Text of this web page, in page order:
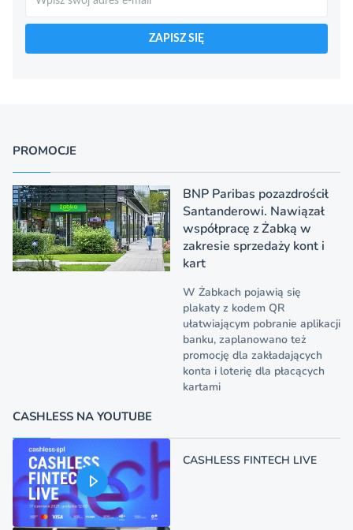
ZAPISZ SIĘ
PROMOCJE
BNP Paribas pozazdrościł
Santanderowi. Nawiązał
współpracę z Żabką w
zakresie sprzedaży kont i
kart
W Żabkach pojawią się
plakaty z kodem QR
ułatwiającym pobranie aplikacji
banku, zaplanowano też
promocję dla zakładających
konta i loterię dla płacących
kartami
CASHLESS NA YOUTUBE
CASHLESS FINTECH LIVE